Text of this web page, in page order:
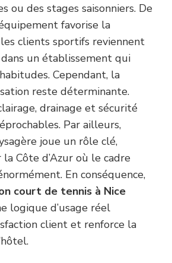
ou des stages saisonniers. De
favorise la
clients sportifs reviennent
un établissement qui
Cependant, la
reste déterminante.
drainage et sécurité
Par ailleurs,
joue un rôle clé,
Côte d’Azur où le cadre
En conséquence,
court de tennis à Nice
logique d’usage réel
client et renforce la